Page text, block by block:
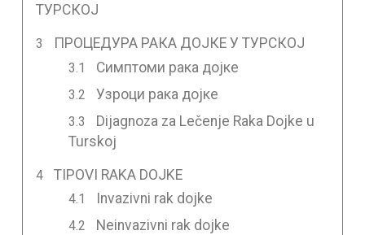
ТУРСКОЈ
ПРОЦЕДУРА РАКА ДОЈКЕ У ТУРСКОЈ
Симптоми рака дојке
Узроци рака дојке
Dijagnoza za Lečenje Raka Dojke u
Turskoj
TIPOVI RAKA DOJKE
Invazivni rak dojke
Neinvazivni rak dojke